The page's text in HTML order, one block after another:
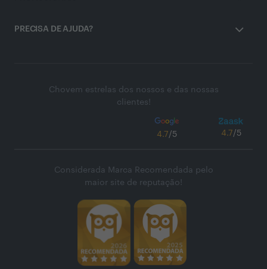
PRECISA DE AJUDA?
Chovem estrelas dos nossos e das nossas
clientes!
4.7/5 4.7/5
Considerada Marca Recomendada pelo
maior site de reputação!